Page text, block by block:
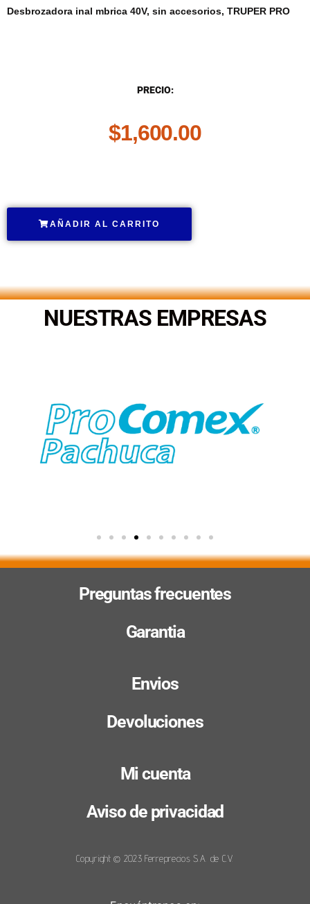
Desbrozadora inal mbrica 40V, sin accesorios, TRUPER PRO
PRECIO:
$1,600.00
AÑADIR AL CARRITO
NUESTRAS EMPRESAS
Preguntas frecuentes
Garantia
Envios
Devoluciones
Mi cuenta
Aviso de privacidad
Copyright © 2023 Ferreprecios S.A. de C.V.